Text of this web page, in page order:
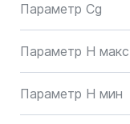
Параметр Cg
Параметр H макс
Параметр H мин